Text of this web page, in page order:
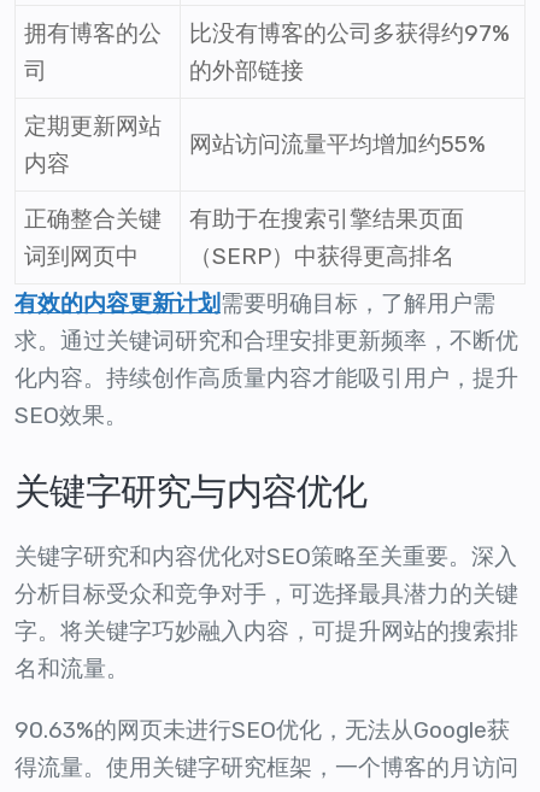
拥有博客的公
司
比没有博客的公司多获得约97%
的外部链接
定期更新网站
内容
网站访问流量平均增加约55%
正确整合关键
词到网页中
有助于在搜索引擎结果页面
（SERP）中获得更高排名
有效的内容更新计划 需要明确目标，了解用户需
求。通过关键词研究和合理安排更新频率，不断优
化内容。持续创作高质量内容才能吸引用户，提升
SEO效果。
关键字研究与内容优化
关键字研究和内容优化对SEO策略至关重要。深入
分析目标受众和竞争对手，可选择最具潜力的关键
字。将关键字巧妙融入内容，可提升网站的搜索排
名和流量。
90.63%的网页未进行SEO优化，无法从Google获
得流量。使用关键字研究框架，一个博客的月访问